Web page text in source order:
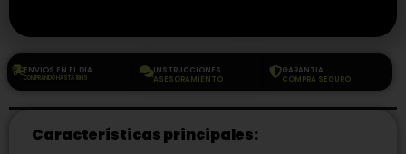
ENVIOS EN EL DIA
COMPRANDO HASTA 18HS
INSTRUCCIONES
ASESORAMIENTO
GARANTIA
COMPRA SEGURO
Características principales: